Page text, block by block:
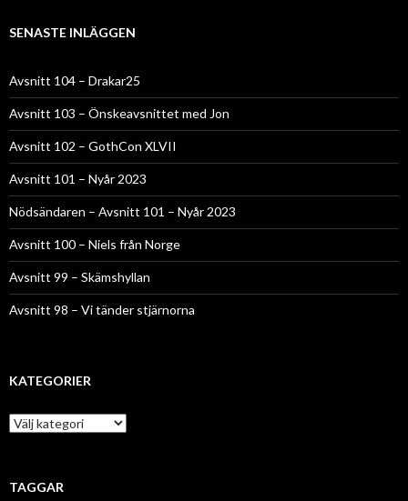
SENASTE INLÄGGEN
Avsnitt 104 – Drakar25
Avsnitt 103 – Önskeavsnittet med Jon
Avsnitt 102 – GothCon XLVII
Avsnitt 101 – Nyår 2023
Nödsändaren – Avsnitt 101 – Nyår 2023
Avsnitt 100 – Niels från Norge
Avsnitt 99 – Skämshyllan
Avsnitt 98 – Vi tänder stjärnorna
KATEGORIER
Kategorier
TAGGAR